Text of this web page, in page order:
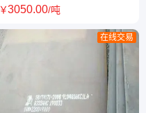
热镀锌方管50*50 镀锌方矩管
￥3050.00/吨
在线交易